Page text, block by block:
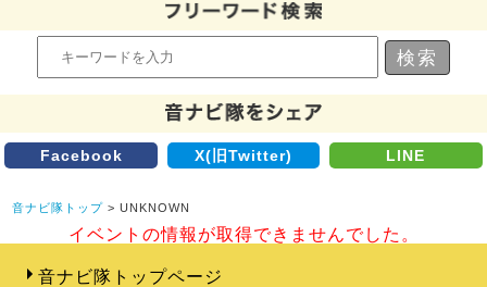
Facebook X(旧Twitter) LINE
音ナビ隊トップ > UNKNOWN
イベントの情報が取得できませんでした。
音ナビ隊トップページ